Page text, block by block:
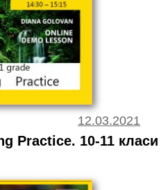
12.03.2021
Practice. 10-11 класи